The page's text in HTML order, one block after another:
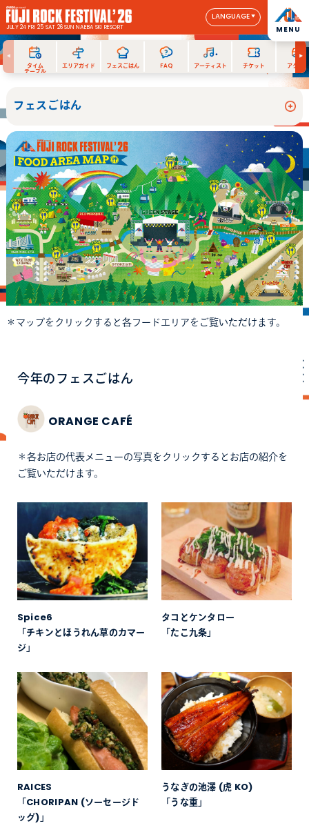
JULY 24 FRI 25 SAT 26 SUNNAEBA SKI RESORT
LANGUAGE
MENU
タイム
テーブル
エリアガイド フェスごはん FAQ アーティスト チケット アクセス
フェスごはん
＊マップをクリックすると各フードエリアをご覧いただけます。
今年のフェスごはん
ORANGE CAFÉ
＊各お店の代表メニューの写真をクリックするとお店の紹介を
ご覧いただけます。
Spice6
「チキンとほうれん草のカマー
ジ」
タコとケンタロー
「たこ九条」
RAICES
「CHORIPAN (ソーセージド
ッグ)」
うなぎの池澤 (虎 KO)
「うな重」